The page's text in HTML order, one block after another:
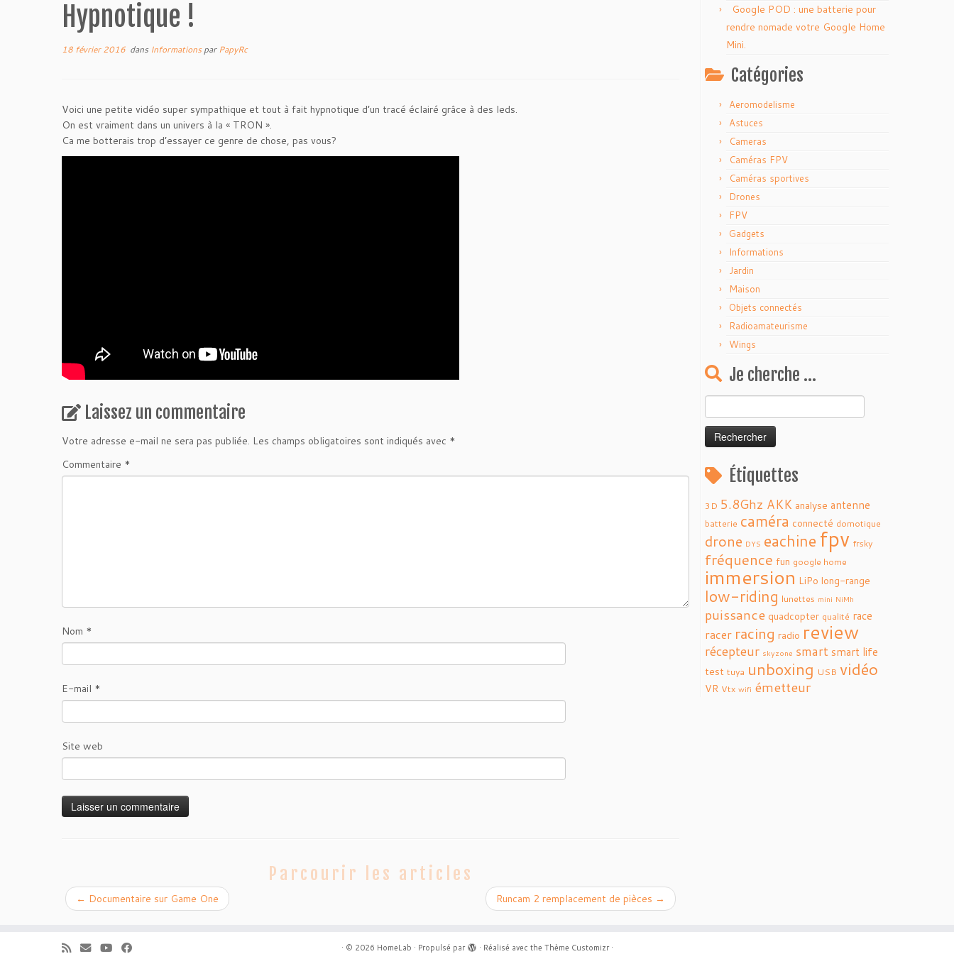
Hypnotique !
18 février 2016 dans Informations parPapyRc
Voici une petite vidéo super sympathique et tout à fait hypnotique d’un tracé éclairé grâce à des leds.
On est vraiment dans un univers à la « TRON ».
Ca me botterais trop d’essayer ce genre de chose, pas vous?
Laissez un commentaire
Votre adresse e-mail ne sera pas publiée. Les champs obligatoires sont indiqués avec *
Commentaire *
Nom *
E-mail *
Site web
Parcourir les articles
← Documentaire sur Game One Runcam 2 remplacement de pièces →
Google POD : une batterie pour
rendre nomade votre Google Home
Mini.
Catégories
Aeromodelisme
Astuces
Cameras
Caméras FPV
Caméras sportives
Drones
FPV
Gadgets
Informations
Jardin
Maison
Objets connectés
Radioamateurisme
Wings
Je cherche …
Étiquettes
3D 5.8Ghz AKK analyse antenne
batterie caméra connecté domotique
drone DYS eachine fpv frsky
fréquence fun google home
immersion LiPo long-range
low-riding lunettes mini NiMh
puissance quadcopter qualité race
racer racing radio review
récepteur skyzone smartsmart life
test tuya unboxing USB vidéo
VR Vtx wifi émetteur
· © 2026 HomeLab · Propulsé par · Réalisé avec the Thème Customizr·